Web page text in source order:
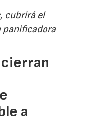
cubrirá el
panificadora
cierran
a